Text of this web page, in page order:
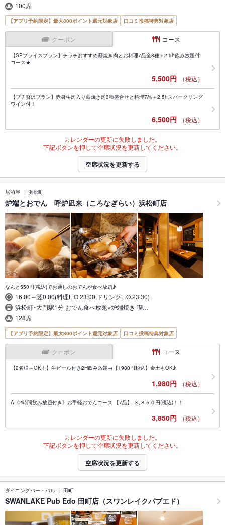
100席
【アプリ予約限定】最大800ポイント還元対象店 口コミ投稿特典対象店
クーポン コース
【SPプライスプラン】チッチおすすめ薪焼き肉とお料理7品全8種＋2.5h飲み放題付
コース★
5,500円 （税込）
【プチ贅沢プラン】赤身牛肉入り薪焼き肉3種盛合せと料理7品＋2.5hスパークリング
ワイン付！
6,500円 （税込）
カレンダーの更新に失敗しました。
下記ボタンを押して空席状況を更新してください。
空席状況を更新する
居酒屋 浜松町
炉端とおでん 呼炉凪来（ころなぎらい）浜松町店
なんと550円(税込)でお通しのおでんが食べ放題♪
16:00～翌0:00(料理L.O.23:00,ドリンクL.O.23:30)
浜松町･大門駅1分 おでん食べ放題×炉端焼き 喫…
128席
【アプリ予約限定】最大800ポイント還元対象店 口コミ投稿特典対象店
クーポン コース
【2名様～OK！】生ビール付き2H飲み放題→【1980円税込】金土もOK♪
1,980円 （税込）
A《2時間飲み放題付き》お手軽おでんコース 【7品】 ３,８５０円(税込)！！
3,850円 （税込）
カレンダーの更新に失敗しました。
下記ボタンを押して空席状況を更新してください。
空席状況を更新する
ダイニングバー・バル 田町
SWANLAKE Pub Edo 田町店（スワンレイクパブエド）